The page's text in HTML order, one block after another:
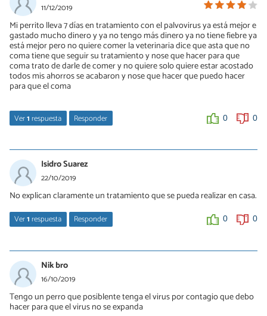
11/12/2019
Mi perrito lleva 7 días en tratamiento con el palvovirus ya está mejor e
gastado mucho dinero y ya no tengo más dinero ya no tiene fiebre ya
está mejor pero no quiere comer la veterinaria dice que asta que no
coma tiene que seguir su tratamiento y nose que hacer para que
coma trato de darle de comer y no quiere solo quiere estar acostado
todos mis ahorros se acabaron y nose que hacer que puedo hacer
para que el coma
Ver1respuesta Responder 0 0
21/02/2020
alimentalo con una jeringa con pediasure
dale suero oral
llevalo a que le pongan suero intravenoso
Isidro Suarez
22/10/2019
No explican claramente un tratamiento que se pueda realizar en casa.
Ver1respuesta Responder 0 0
19/04/2020
Lo mejor es llevarlo al veterinario. Yo adopté a un hermoso
cachorrito que Tristemente tenía Parvo para cuando lo
adoptamos y no lo sabíamos. Estuvo bien durante el primer día, y
al segundo comenzó a vomitar y hacer heces con sangre, lo cual
Nik bro
16/10/2019
Tengo un perro que posiblente tenga el virus por contagio que debo
hacer para que el virus no se expanda